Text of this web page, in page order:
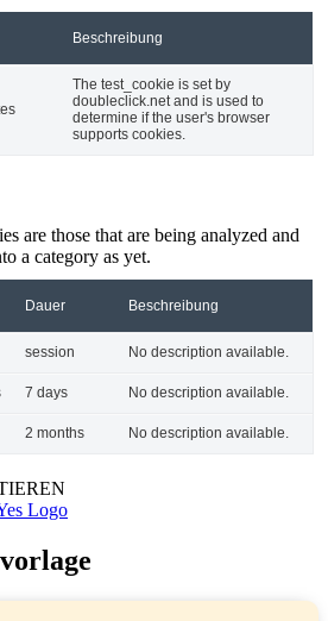
Beschreibung
The test_cookie is set by
doubleclick.net and is used to
determine if the user's browser
supports cookies.
are those that are being analyzed and
a category as yet.
Dauer Beschreibung
session No description available.
7 days No description available.
2 months No description available.